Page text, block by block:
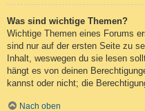
Was sind wichtige Themen?
Wichtige Themen eines Forums
sind nur auf der ersten Seite zu
Inhalt, weswegen du sie lesen
hängt es von deinen
kannst oder nicht; die
Nach oben